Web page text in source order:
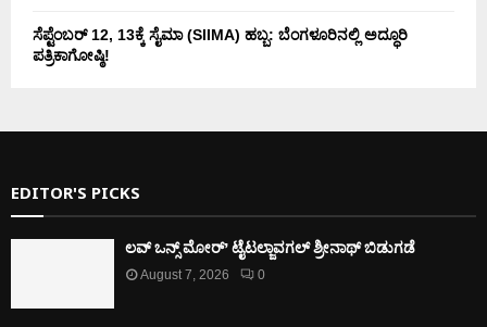
ಸೆಪ್ಟೆಂಬರ್ 12, 13ಕ್ಕೆ ಸೈಮಾ (SIIMA) ಹಬ್ಬ: ಬೆಂಗಳೂರಿನಲ್ಲಿ ಅದ್ಧೂರಿ
ಪತ್ರಿಕಾಗೋಷ್ಠಿ!
EDITOR'S PICKS
ಲವ್ ಒನ್ಸ್ ಮೋರ್’ ಟೈಟಲ್ಜಾವಗಲ್ ಶ್ರೀನಾಥ್ ಬಿಡುಗಡೆ
August 7, 2026 0